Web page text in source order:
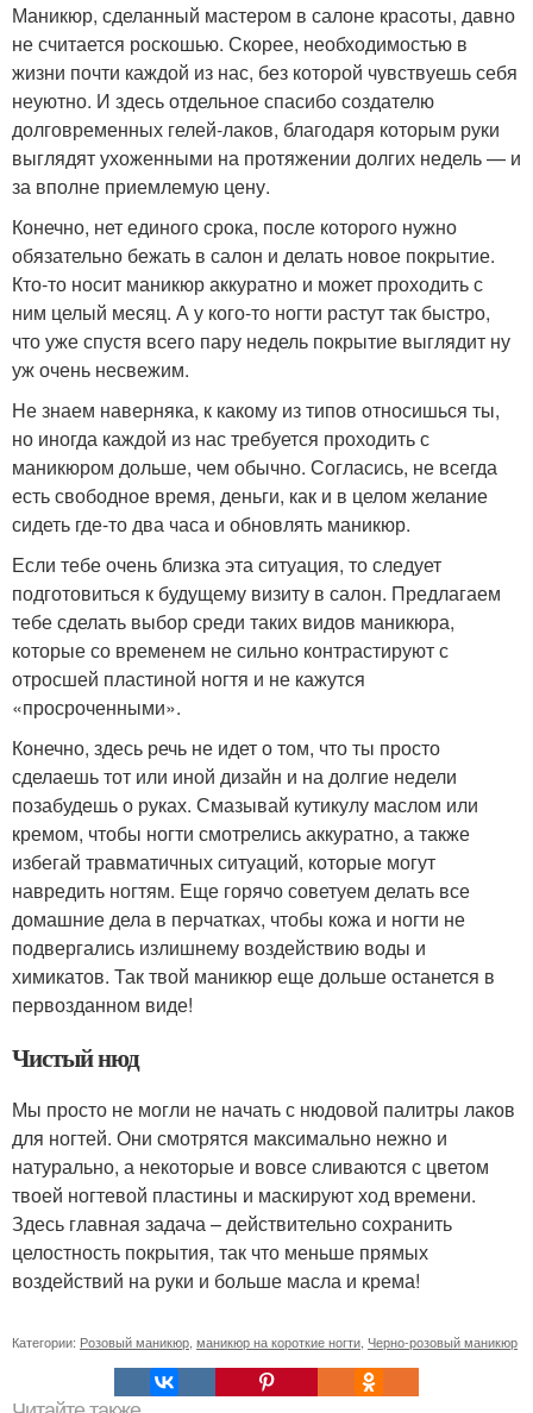
Маникюр, сделанный мастером в салоне красоты, давно
не считается роскошью. Скорее, необходимостью в
жизни почти каждой из нас, без которой чувствуешь себя
неуютно. И здесь отдельное спасибо создателю
долговременных гелей-лаков, благодаря которым руки
выглядят ухоженными на протяжении долгих недель — и
за вполне приемлемую цену.
Конечно, нет единого срока, после которого нужно
обязательно бежать в салон и делать новое покрытие.
Кто-то носит маникюр аккуратно и может проходить с
ним целый месяц. А у кого-то ногти растут так быстро,
что уже спустя всего пару недель покрытие выглядит ну
уж очень несвежим.
Не знаем наверняка, к какому из типов относишься ты,
но иногда каждой из нас требуется проходить с
маникюром дольше, чем обычно. Согласись, не всегда
есть свободное время, деньги, как и в целом желание
сидеть где-то два часа и обновлять маникюр.
Если тебе очень близка эта ситуация, то следует
подготовиться к будущему визиту в салон. Предлагаем
тебе сделать выбор среди таких видов маникюра,
которые со временем не сильно контрастируют с
отросшей пластиной ногтя и не кажутся
«просроченными».
Конечно, здесь речь не идет о том, что ты просто
сделаешь тот или иной дизайн и на долгие недели
позабудешь о руках. Смазывай кутикулу маслом или
кремом, чтобы ногти смотрелись аккуратно, а также
избегай травматичных ситуаций, которые могут
навредить ногтям. Еще горячо советуем делать все
домашние дела в перчатках, чтобы кожа и ногти не
подвергались излишнему воздействию воды и
химикатов. Так твой маникюр еще дольше останется в
первозданном виде!
Чистый нюд
Мы просто не могли не начать с нюдовой палитры лаков
для ногтей. Они смотрятся максимально нежно и
натурально, а некоторые и вовсе сливаются с цветом
твоей ногтевой пластины и маскируют ход времени.
Здесь главная задача – действительно сохранить
целостность покрытия, так что меньше прямых
воздействий на руки и больше масла и крема!
Категории: Розовый маникюр маникюр на короткие ногти Черно-розовый маникюр